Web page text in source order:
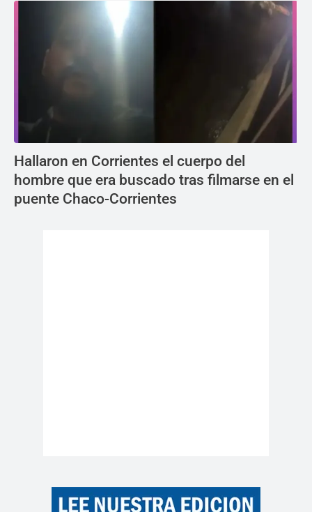
Hallaron en Corrientes el cuerpo del
hombre que era buscado tras filmarse en el
puente Chaco-Corrientes